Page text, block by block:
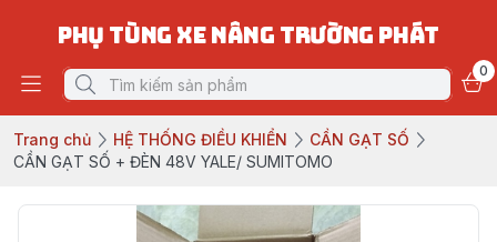
PHỤ TÙNG XE NÂNG TRƯỜNG PHÁT
0
Trang chủ HỆ THỐNG ĐIỀU KHIỂN
CẦN GẠT SỐ
CẦN GẠT SỐ + ĐÈN 48V YALE/ SUMITOMO